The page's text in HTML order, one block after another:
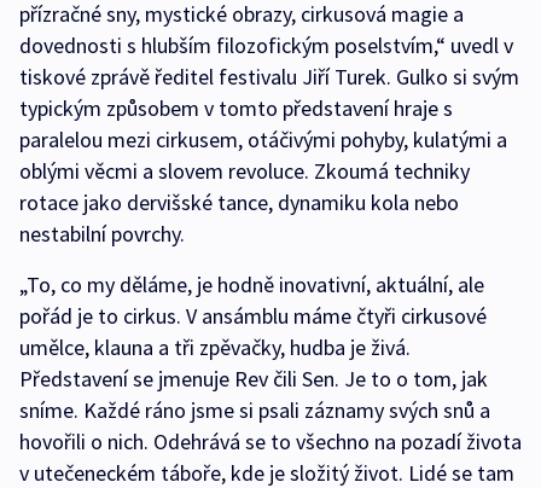
přízračné sny, mystické obrazy, cirkusová magie a
dovednosti s hlubším filozofickým poselstvím,“ uvedl v
tiskové zprávě ředitel festivalu Jiří Turek. Gulko si svým
typickým způsobem v tomto představení hraje s
paralelou mezi cirkusem, otáčivými pohyby, kulatými a
oblými věcmi a slovem revoluce. Zkoumá techniky
rotace jako dervišské tance, dynamiku kola nebo
nestabilní povrchy.
„To, co my děláme, je hodně inovativní, aktuální, ale
pořád je to cirkus. V ansámblu máme čtyři cirkusové
umělce, klauna a tři zpěvačky, hudba je živá.
Představení se jmenuje Rev čili Sen. Je to o tom, jak
sníme. Každé ráno jsme si psali záznamy svých snů a
hovořili o nich. Odehrává se to všechno na pozadí života
v utečeneckém táboře, kde je složitý život. Lidé se tam